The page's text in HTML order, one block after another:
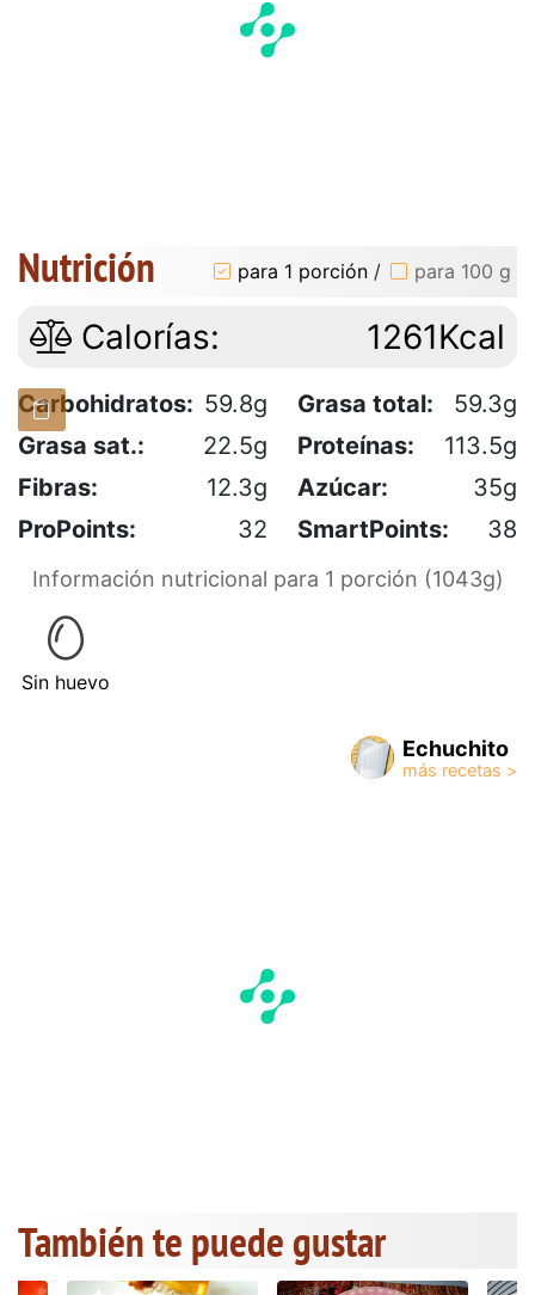
Nutrición para 1 porción / para 100 g
Calorías: 1261Kcal
Carbohidratos: 59.8g Grasa total:
59.3g
Grasa sat.:
22.5g Proteínas:
113.5g
Fibras:
12.3g Azúcar:
35g
ProPoints:
32 SmartPoints: 38
Información nutricional para 1 porción (1043g)
Sin huevo
Echuchito
También te puede gustar